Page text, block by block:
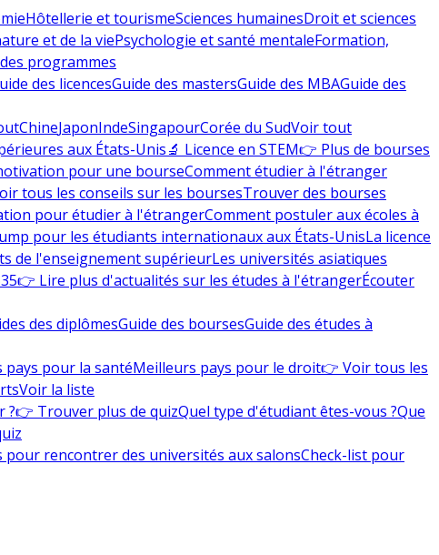
Hôtellerie et tourismeSciences humainesDroit et sciences
et de la viePsychologie et santé mentaleFormation,
programmes
des licencesGuide des mastersGuide des MBAGuide des
ChineJaponIndeSingapourCorée du SudVoir tout
aux États-Unis🔬 Licence en STEM👉 Plus de bourses
pour une bourseComment étudier à l'étranger
tous les conseils sur les boursesTrouver des bourses
pour étudier à l'étrangerComment postuler aux écoles à
pour les étudiants internationaux aux États-UnisLa licence
de l'enseignement supérieurLes universités asiatiques
👉 Lire plus d'actualités sur les études à l'étrangerÉcouter
des diplômesGuide des boursesGuide des études à
pays pour la santéMeilleurs pays pour le droit👉 Voir tous les
Voir la liste
?👉 Trouver plus de quizQuel type d'étudiant êtes-vous ?Que
pour rencontrer des universités aux salonsCheck-list pour